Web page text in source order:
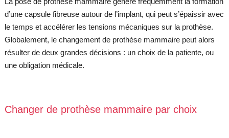
d’une capsule fibreuse autour de l’implant, qui peut s’épaissir avec
le temps et accélérer les tensions mécaniques sur la prothèse.
Globalement, le changement de prothèse mammaire peut alors
résulter de deux grandes décisions : un choix de la patiente, ou
une obligation médicale.
Changer de prothèse mammaire par choix